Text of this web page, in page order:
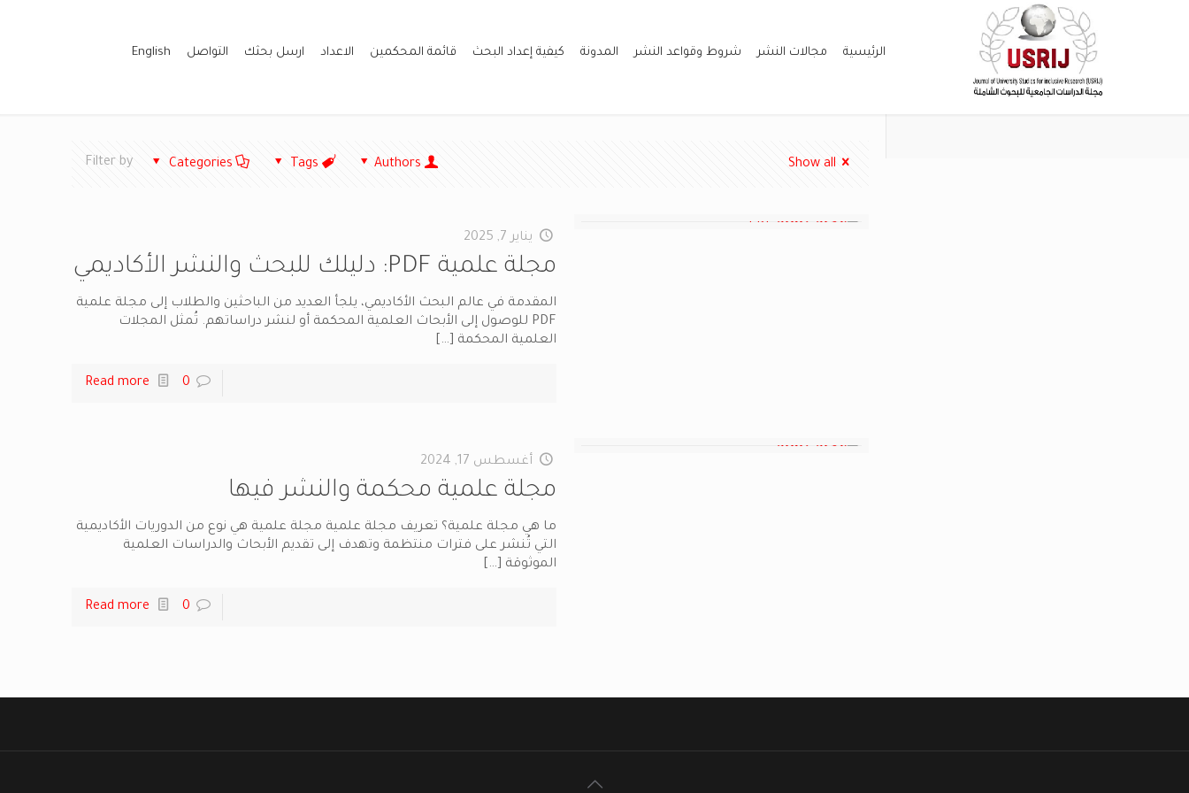
الرئيسية مجالات النشر شروط وقواعد النشر المدونة كيفية إعداد البحث قائمة المحكمين الاعداد ارسل بحثك التواصل English
Filter by Categories Tags Authors Show all
يناير 7, 2025
مجلة علمية PDF: دليلك للبحث والنشر الأكاديمي
المقدمة في عالم البحث الأكاديمي، يلجأ العديد من الباحثين والطلاب إلى مجلة علمية
PDF للوصول إلى الأبحاث العلمية المحكمة أو لنشر دراساتهم. تُمثل المجلات
العلمية المحكمة […]
0
Read more
أغسطس 17, 2024
مجلة علمية محكمة والنشر فيها
ما هي مجلة علمية؟ تعريف مجلة علمية مجلة علمية هي نوع من الدوريات الأكاديمية
التي تُنشر على فترات منتظمة وتهدف إلى تقديم الأبحاث والدراسات العلمية
الموثوقة […]
0
Read more